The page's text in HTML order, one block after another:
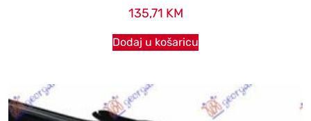
135,71 KM
Dodaj u košaricu